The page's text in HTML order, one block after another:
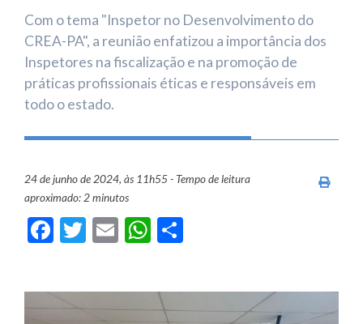
Com o tema "Inspetor no Desenvolvimento do
CREA-PA", a reunião enfatizou a importância dos
Inspetores na fiscalização e na promoção de
práticas profissionais éticas e responsáveis em
todo o estado.
24 de junho de 2024, às 11h55 - Tempo de leitura
aproximado: 2 minutos
Facebook
Twitter
EmailWhatsApp